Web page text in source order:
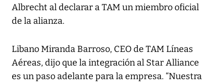
Albrecht al declarar a TAM un miembro oficial
de la alianza.
Libano Miranda Barroso, CEO de TAM Líneas
Aéreas, dijo que la integración al Star Alliance
es un paso adelante para la empresa. “Nuestra